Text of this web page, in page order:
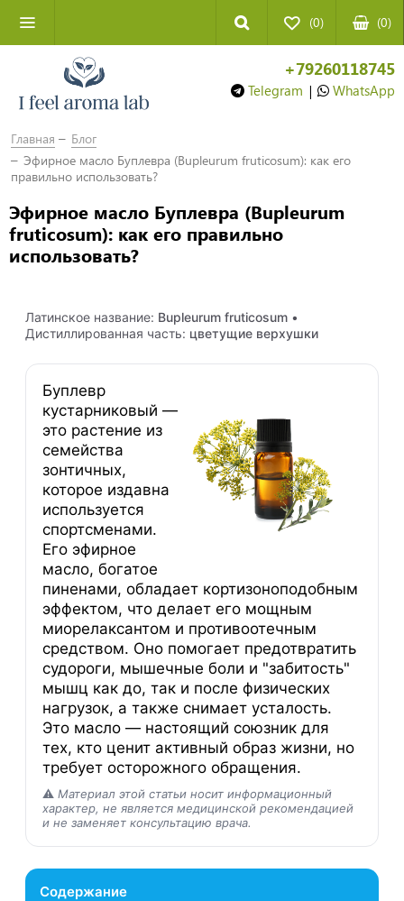
(0) (0)
+79260118745
Telegram | WhatsApp
Главная
Блог
Эфирное масло Буплевра (Bupleurum fruticosum): как его
правильно использовать?
Эфирное масло Буплевра (Bupleurum
fruticosum): как его правильно
использовать?
Латинское название: Bupleurum fruticosum •
Дистиллированная часть: цветущие верхушки
Буплевр
кустарниковый —
это растение из
семейства
зонтичных,
которое издавна
используется
спортсменами.
Его эфирное
масло, богатое
пиненами, обладает кортизоноподобным
эффектом, что делает его мощным
миорелаксантом и противоотечным
средством. Оно помогает предотвратить
судороги, мышечные боли и "забитость"
мышц как до, так и после физических
нагрузок, а также снимает усталость.
Это масло — настоящий союзник для
тех, кто ценит активный образ жизни, но
требует осторожного обращения.
⚠️ Материал этой статьи носит информационный
характер, не является медицинской рекомендацией
и не заменяет консультацию врача.
Содержание